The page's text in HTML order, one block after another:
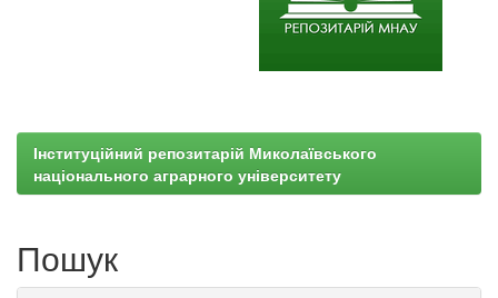
Інституційний репозитарій Миколаївського
національного аграрного університету
Пошук